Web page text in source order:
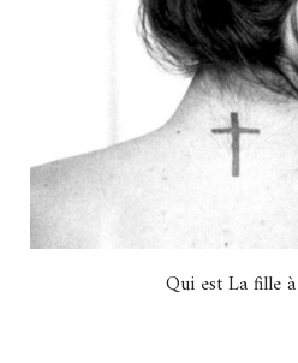
Qui est La fille